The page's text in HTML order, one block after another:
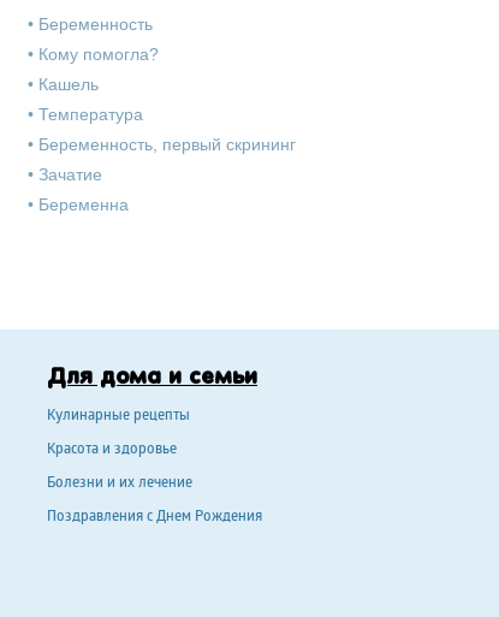
• Беременность
• Кому помогла?
• Кашель
• Температура
• Беременность, первый скрининг
• Зачатие
• Беременна
Для дома и семьи
Кулинарные рецепты
Красота и здоровье
Болезни и их лечение
Поздравления с Днем Рождения